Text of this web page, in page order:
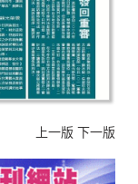
上一版 下一版